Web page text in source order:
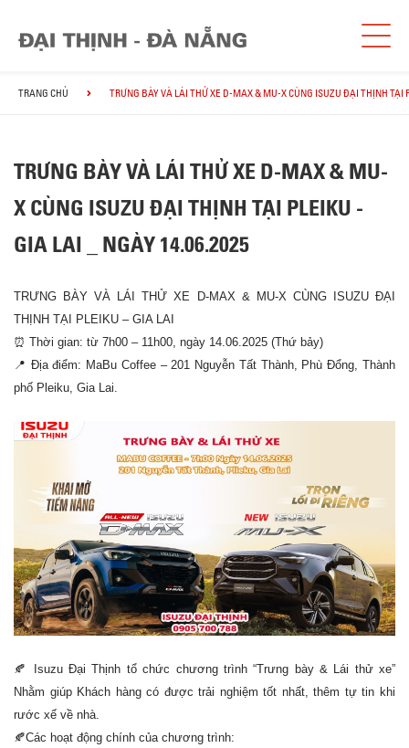
TRANG CHỦ TRƯNG BÀY VÀ LÁI THỬ XE D-MAX & MU-X CÙNG ISUZU ĐẠI THỊNH TẠI
TRƯNG BÀY VÀ LÁI THỬ XE D-MAX & MU-
X CÙNG ISUZU ĐẠI THỊNH TẠI PLEIKU -
GIA LAI _ NGÀY 14.06.2025
TRƯNG BÀY VÀ LÁI THỬ XE D-MAX & MU-X CÙNG ISUZU ĐẠI
THỊNH TẠI PLEIKU – GIA LAI
⏰ Thời gian: từ 7h00 – 11h00, ngày 14.06.2025 (Thứ bảy)
📍 Địa điểm: MaBu Coffee – 201 Nguyễn Tất Thành, Phù Đổng, Thành
phố Pleiku, Gia Lai.
🍂
Isuzu Đại Thịnh tổ chức chương trình “Trưng bày & Lái thử xe”
Nhằm giúp Khách hàng có được trải nghiệm tốt nhất, thêm tự tin khi
rước xế về nhà.
🍂Các hoạt động chính của chương trình: